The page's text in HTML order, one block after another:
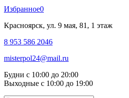
Избранное0
Красноярск, ул. 9 мая, 81, 1 этаж
8 953 586 2046
misterpol24@mail.ru
Будни с 10:00 до 20:00
Выходные с 10:00 до 19:00